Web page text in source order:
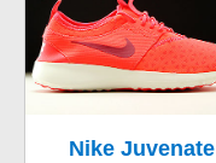
Nike Juvenate